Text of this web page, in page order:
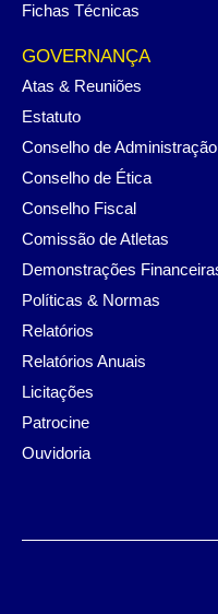
Fichas Técnicas
GOVERNANÇA
Atas & Reuniões
Estatuto
Conselho de Administração
Conselho de Ética
Conselho Fiscal
Comissão de Atletas
Demonstrações
Políticas & Normas
Relatórios
Relatórios Anuais
Licitações
Patrocine
Ouvidoria